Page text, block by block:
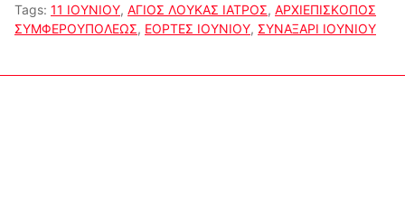
Tags: 11 ΙΟΥΝΙΟΥ, ΑΓΙΟΣ ΛΟΥΚΑΣ ΙΑΤΡΟΣ, ΑΡΧΙΕΠΙΣΚΟΠΟΣ
ΣΥΜΦΕΡΟΥΠΟΛΕΩΣ, ΕΟΡΤΕΣ ΙΟΥΝΙΟΥ, ΣΥΝΑΞΑΡΙ ΙΟΥΝΙΟΥ